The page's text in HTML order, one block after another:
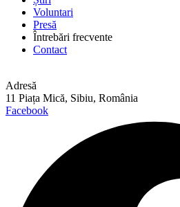
Voluntari
Presă
Întrebări frecvente
Contact
Adresă
11 Piața Mică, Sibiu, România
Facebook